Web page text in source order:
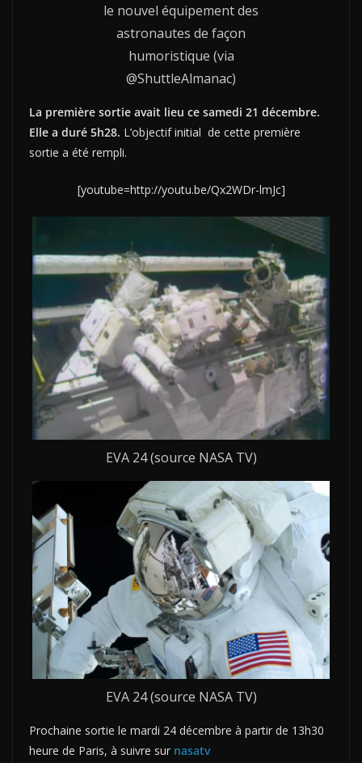
le nouvel équipement des
astronautes de façon
humoristique (via
@ShuttleAlmanac)
La première sortie avait lieu ce samedi 21 décembre.
Elle a duré 5h28. L’objectif initial de cette première
sortie a été rempli.
[youtube=http://youtu.be/Qx2WDr-lmJc]
EVA 24 (source NASA TV)
EVA 24 (source NASA TV)
Prochaine sortie le mardi 24 décembre à partir de 13h30
heure de Paris, à suivre sur nasatv